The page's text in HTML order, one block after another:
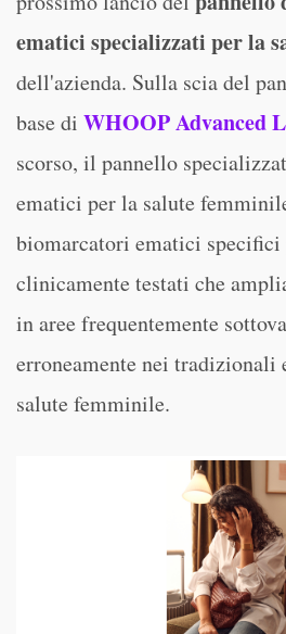
ematici specializzati per la
dell'azienda. Sulla scia del
base di WHOOP Advanced
scorso, il pannello
ematici per la salute
biomarcatori ematici specifici
clinicamente testati che
in aree frequentemente
erroneamente nei tradizionali
salute femminile.